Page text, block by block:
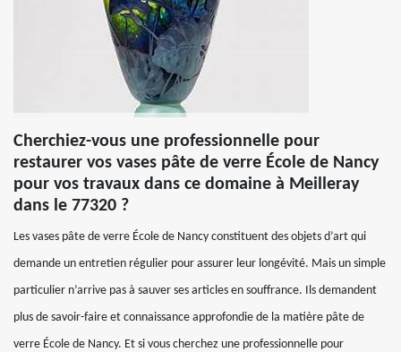
Cherchiez-vous une professionnelle pour
restaurer vos vases pâte de verre École de Nancy
pour vos travaux dans ce domaine à Meilleray
dans le 77320 ?
Les vases pâte de verre École de Nancy constituent des objets d’art qui
demande un entretien régulier pour assurer leur longévité. Mais un simple
particulier n’arrive pas à sauver ses articles en souffrance. Ils demandent
plus de savoir-faire et connaissance approfondie de la matière pâte de
verre École de Nancy. Et si vous cherchez une professionnelle pour